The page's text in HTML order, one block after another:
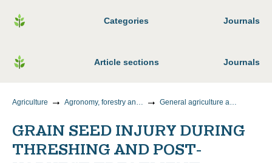
Categories Journals
Article sections Journals
Agriculture Agronomy, forestry and water management General agriculture and crop production
GRAIN SEED INJURY DURING
THRESHING AND POST-